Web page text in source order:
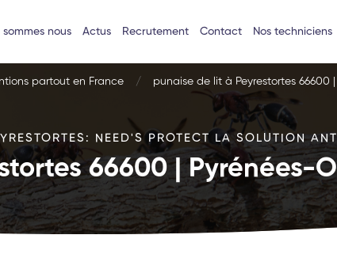
sommes nous Actus Recrutement Contact Nos techniciens
partout en France punaise de lit à Peyrestortes 66600
NEED'S PROTECT LA SOLUTION
66600 | Pyrénées-